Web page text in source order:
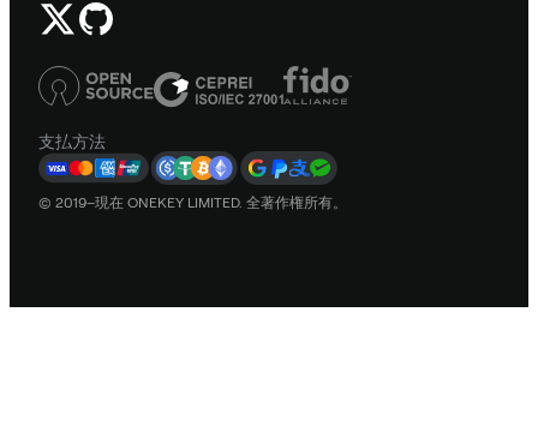
支払方法
© 2019–現在 ONEKEY LIMITED. 全著作権所有。